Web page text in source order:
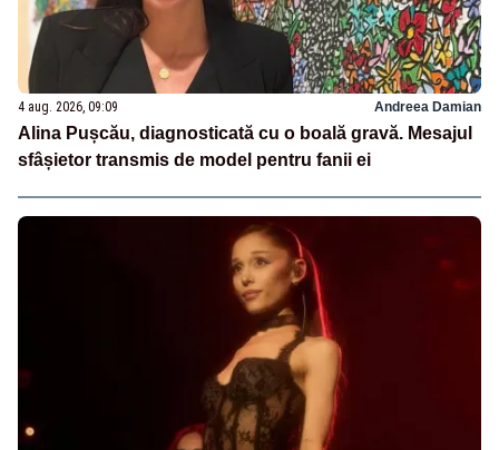
4 aug. 2026, 09:09 Andreea Damian
Alina Pușcău, diagnosticată cu o boală gravă. Mesajul
sfâșietor transmis de model pentru fanii ei